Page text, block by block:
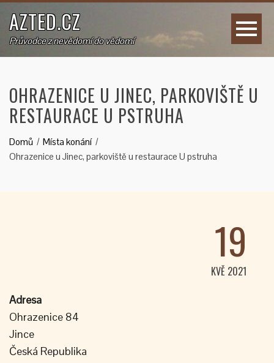
AZTED.CZ
Průvodce z nevědomí do vědomí
OHRAZENICE U JINEC, PARKOVIŠTĚ U
RESTAURACE U PSTRUHA
Domů
Místa konání
Ohrazenice u Jinec, parkoviště u restaurace U pstruha
19
KVĚ 2021
Adresa
Ohrazenice 84
Jince
Česká Republika